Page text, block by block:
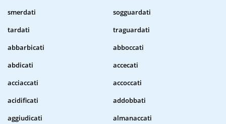
smerdati
sogguardati
tardati
traguardati
abbarbicati
abboccati
abdicati
accecati
acciaccati
accoccati
acidificati
addobbati
aggiudicati
almanaccati